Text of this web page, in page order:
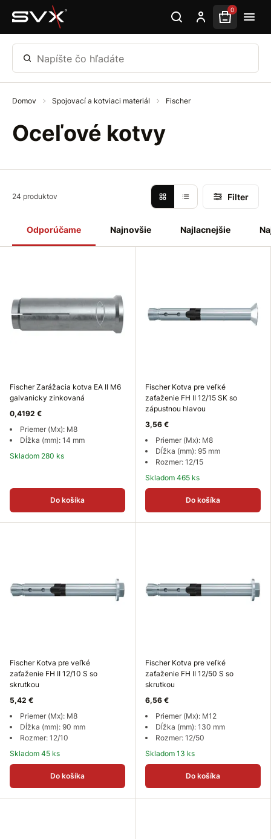
Preskočiť na hlavný obsah 0
Napíšte čo hľadáte
Domov Spojovací a kotviaci materiál Fischer
Oceľové kotvy
Odporúčame Najnovšie Najlacnejšie
24 produktov Filter
Fischer Zarážacia kotva EA II M6
galvanicky zinkovaná
0,4192 €
Priemer (Mx): M8
Dĺžka (mm): 14 mm
Skladom 280 ks
Do košíka
Fischer Kotva pre veľké
zaťaženie FH II 12/15 SK so
zápustnou hlavou
3,56 €
Priemer (Mx): M8
Dĺžka (mm): 95 mm
Rozmer: 12/15
Skladom 465 ks
Do košíka
Fischer Kotva pre veľké
zaťaženie FH II 12/10 S so
skrutkou
5,42 €
Priemer (Mx): M8
Dĺžka (mm): 90 mm
Rozmer: 12/10
Skladom 45 ks
Do košíka
Fischer Kotva pre veľké
zaťaženie FH II 12/50 S so
skrutkou
6,56 €
Priemer (Mx): M12
Dĺžka (mm): 130 mm
Rozmer: 12/50
Skladom 13 ks
Do košíka